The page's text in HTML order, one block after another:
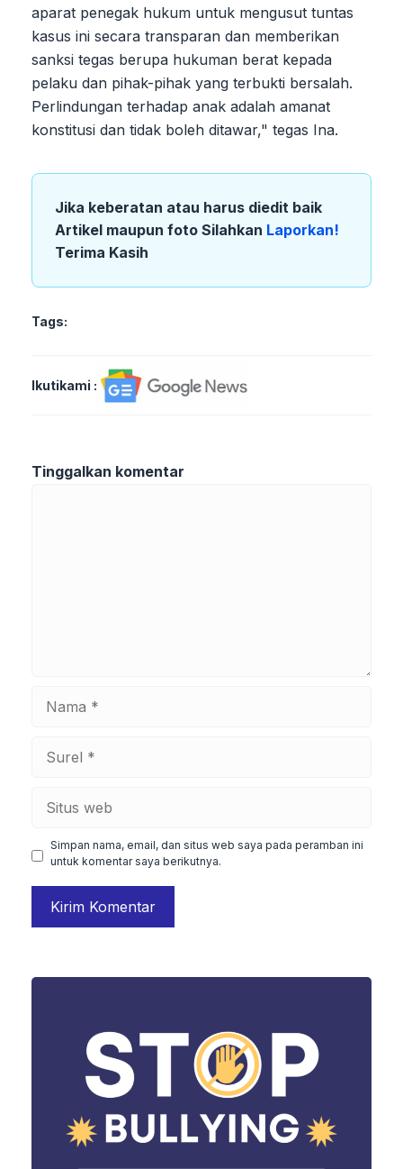
aparat penegak hukum untuk mengusut tuntas
kasus ini secara transparan dan memberikan
sanksi tegas berupa hukuman berat kepada
pelaku dan pihak-pihak yang terbukti bersalah.
Perlindungan terhadap anak adalah amanat
konstitusi dan tidak boleh ditawar," tegas Ina.
Jika keberatan atau harus diedit baik
Artikel maupun foto Silahkan Laporkan!
Terima Kasih
Tags:
Ikutikami :
Tinggalkan komentar
web
Simpan nama, email, dan situs web saya pada peramban ini
untuk komentar saya berikutnya.